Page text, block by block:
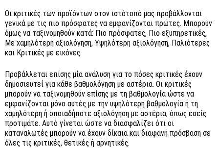
Οι κριτικές των προϊόντων στον ιστότοπό μας προβάλλονται
γενικά με τις πιο πρόσφατες να εμφανίζονται πρώτες. Μπορούν
όμως να ταξινομηθούν κατά: Πιο πρόσφατες, Πιο εξυπηρετικές,
Με χαμηλότερη αξιολόγηση, Υψηλότερη αξιολόγηση, Παλιότερες
και Κριτικές με εικόνες.
Προβάλλεται επίσης μία ανάλυση για το πόσες κριτικές έχουν
δημοσιευτεί για κάθε βαθμολόγηση με αστέρια. Οι κριτικές
μπορούν να ταξινομηθούν επίσης με τη βαθμολογία ώστε να
εμφανίζονται μόνο αυτές με την υψηλότερη βαθμολογία ή τη
χαμηλότερη ή οποιαδήποτε αξιολόγηση με αστέρια, όπως εσείς
προτιμάτε. Αυτό γίνεται ώστε να διασφαλίζει ότι οι
καταναλωτές μπορούν να έχουν δίκαια και διαφανή πρόσβαση σε
όλες τις κριτικές, θετικές ή αρνητικές.